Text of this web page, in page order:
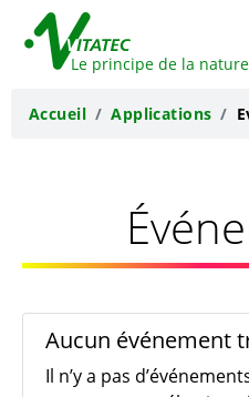
Le principe de la nature
Accueil Applications
Aucun événement
Il n’y a pas